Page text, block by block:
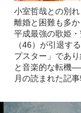
小室哲哉との別れ
離婚と困難も多
平成最強の歌姫
（46）が引退す
プスター」であ
と音楽的な転機
月の読まれた記